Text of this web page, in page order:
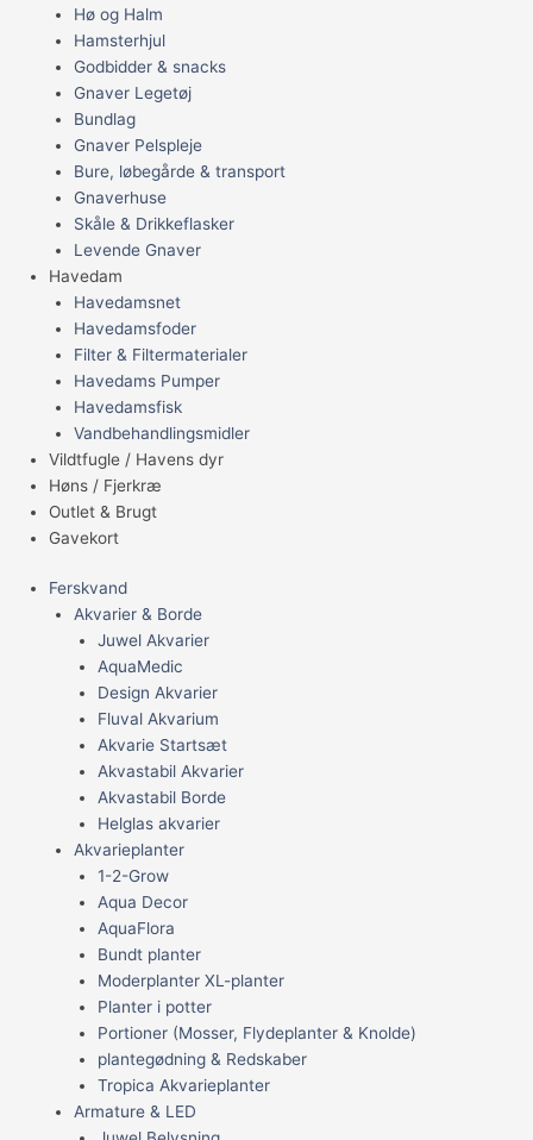
Hø og Halm
Hamsterhjul
Godbidder & snacks
Gnaver Legetøj
Bundlag
Gnaver Pelspleje
Bure, løbegårde & transport
Gnaverhuse
Skåle & Drikkeflasker
Levende Gnaver
Havedam
Havedamsnet
Havedamsfoder
Filter & Filtermaterialer
Havedams Pumper
Havedamsfisk
Vandbehandlingsmidler
Vildtfugle / Havens dyr
Høns / Fjerkræ
Outlet & Brugt
Gavekort
Ferskvand
Akvarier & Borde
Juwel Akvarier
AquaMedic
Design Akvarier
Fluval Akvarium
Akvarie Startsæt
Akvastabil Akvarier
Akvastabil Borde
Helglas akvarier
Akvarieplanter
1-2-Grow
Aqua Decor
AquaFlora
Bundt planter
Moderplanter XL-planter
Planter i potter
Portioner (Mosser, Flydeplanter & Knolde)
plantegødning & Redskaber
Tropica Akvarieplanter
Armature & LED